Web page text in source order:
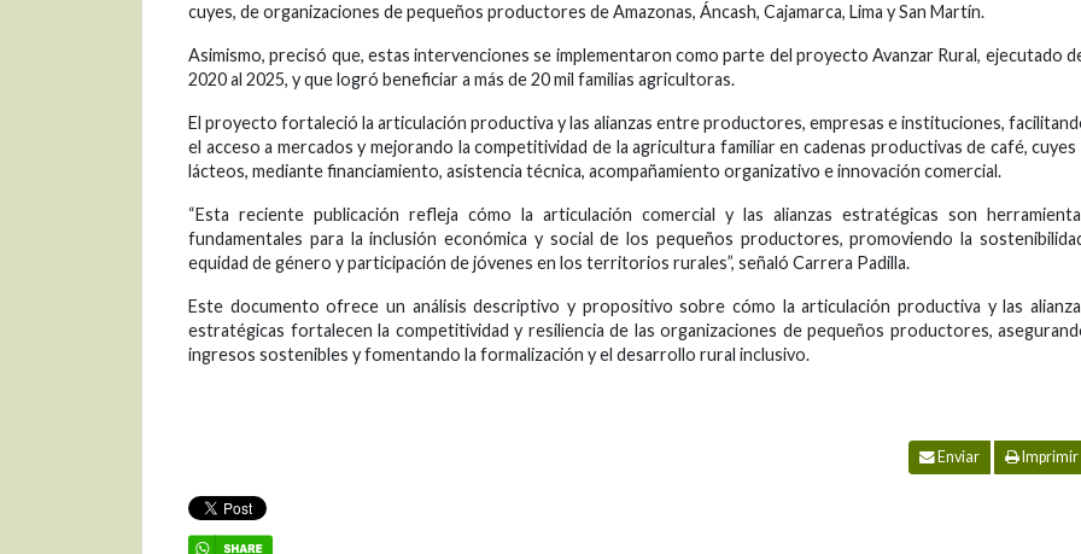
cuyes, de organizaciones de pequeños productores de Amazonas, Áncash, Cajamarca, Lima y San Martín.
Asimismo, precisó que, estas intervenciones se implementaron como parte del proyecto Avanzar Rural, ejecutado
2020 al 2025, y que logró beneficiar a más de 20 mil familias agricultoras.
El proyecto fortaleció la articulación productiva y las alianzas entre productores, empresas e instituciones,
el acceso a mercados y mejorando la competitividad de la agricultura familiar en cadenas productivas de café, cuyes
lácteos, mediante financiamiento, asistencia técnica, acompañamiento organizativo e innovación comercial.
“Esta reciente publicación refleja cómo la articulación comercial y las alianzas estratégicas son
fundamentales para la inclusión económica y social de los pequeños productores, promoviendo la
equidad de género y participación de jóvenes en los territorios rurales”, señaló Carrera Padilla.
Este documento ofrece un análisis descriptivo y propositivo sobre cómo la articulación productiva y las
estratégicas fortalecen la competitividad y resiliencia de las organizaciones de pequeños productores,
ingresos sostenibles y fomentando la formalización y el desarrollo rural inclusivo.
Enviar Imprimir